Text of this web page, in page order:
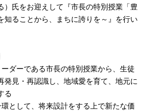
）氏をお迎えして『市長の特別授業「豊
知ることから、まちに誇りを～』を行い
ダーである市長の特別授業から、生徒
発見・再認識し、地域愛を育て、地元に
る
として、将来設計をする上で新たな価